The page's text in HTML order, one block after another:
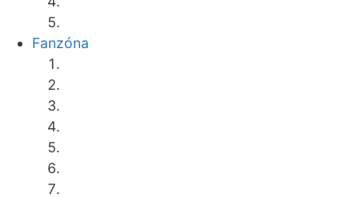
Fanzóna